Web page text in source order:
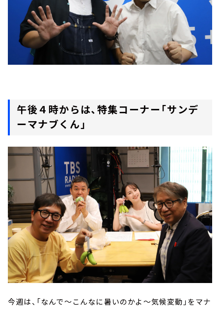
午後４時からは、特集コーナー「サンデ
ーマナブくん」
今週は、「なんで～こんなに暑いのかよ～気候変動」をマナ